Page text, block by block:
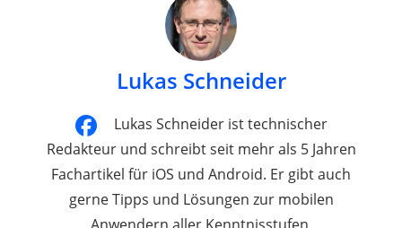
Lukas Schneider
Lukas Schneider ist technischer
Redakteur und schreibt seit mehr als 5 Jahren
Fachartikel für iOS und Android. Er gibt auch
gerne Tipps und Lösungen zur mobilen